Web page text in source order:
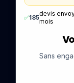
✅185
devis
mois
Sans